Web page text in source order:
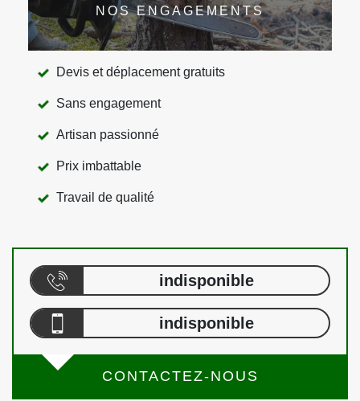
NOS ENGAGEMENTS
Devis et déplacement gratuits
Sans engagement
Artisan passionné
Prix imbattable
Travail de qualité
indisponible
indisponible
CONTACTEZ-NOUS